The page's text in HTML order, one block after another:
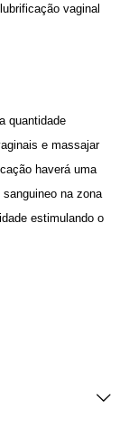
vaginal
quantidade
e massajar
haverá uma
na zona
estimulando o